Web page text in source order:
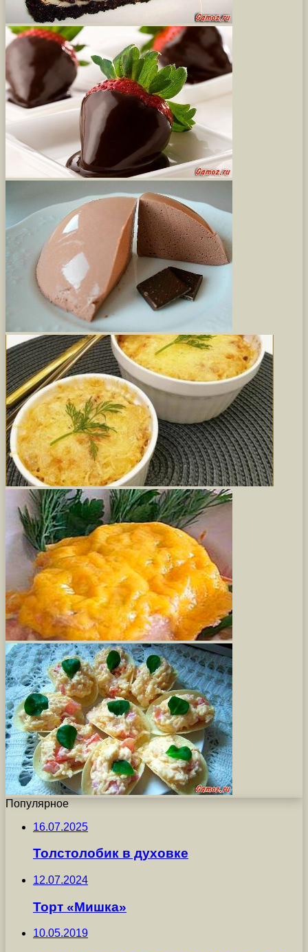
Популярное
16.07.2025
Толстолобик в духовке
12.07.2024
Торт «Мишка»
10.05.2019